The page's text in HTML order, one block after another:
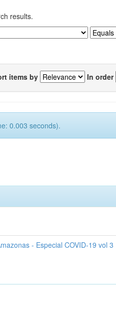
results.
items by In order
0.003 seconds).
- Especial COVID-19 vol 3